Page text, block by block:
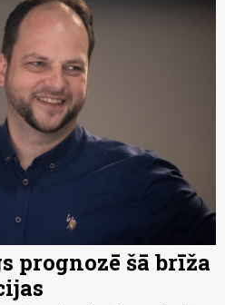
prognozē šā brīža